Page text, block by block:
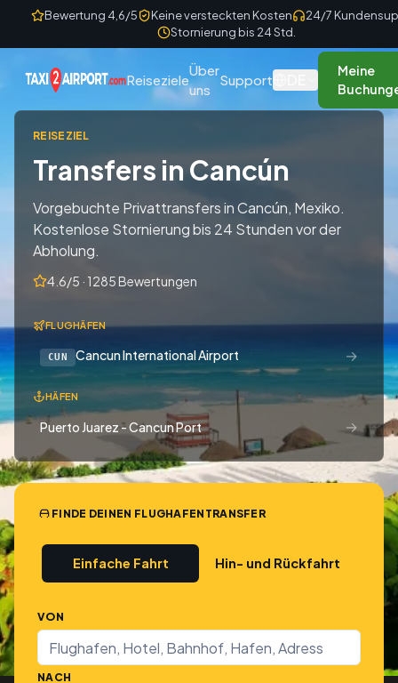
Skip to content
Bewertung 4,6/5 Keine versteckten Kosten
24/7
Stornierung bis 24 Std.
Reiseziele
Über
uns
Support
Meine
REISEZIEL
Transfers in Cancún
Vorgebuchte Privattransfers in Cancún, Mexiko.
Kostenlose Stornierung bis 24 Stunden vor der
Abholung.
4.6/5 · 1285 Bewertungen
FLUGHÄFEN
CUN Cancun International Airport →
HÄFEN
Puerto Juarez - Cancun Port →
FINDE DEINEN FLUGHAFENTRANSFER
Einfache Fahrt Hin- und Rückfahrt
VON
NACH